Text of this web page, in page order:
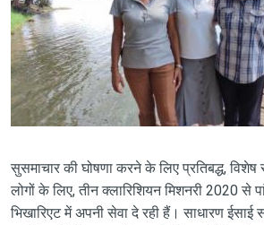
सुसमाचार की घोषणा करने के लिए प्रतिबद्ध,
लोगों के लिए, तीन क्लारिशियन मिशनरी 2020 से
भिखारिएट में अपनी सेवा दे रही हैं। साधारण